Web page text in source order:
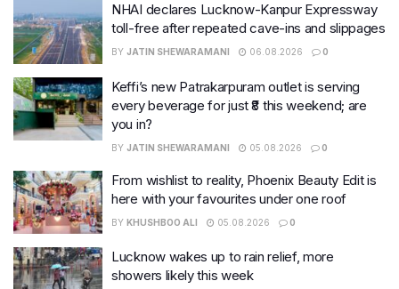
NHAI declares Lucknow-Kanpur Expressway
toll-free after repeated cave-ins and slippages
BY JATIN SHEWARAMANI 06.08.2026 0
Keffi’s new Patrakarpuram outlet is serving
every beverage for just ₹8 this weekend; are
you in?
BY JATIN SHEWARAMANI 05.08.2026 0
From wishlist to reality, Phoenix Beauty Edit is
here with your favourites under one roof
BY KHUSHBOO ALI 05.08.2026 0
Lucknow wakes up to rain relief, more
showers likely this week